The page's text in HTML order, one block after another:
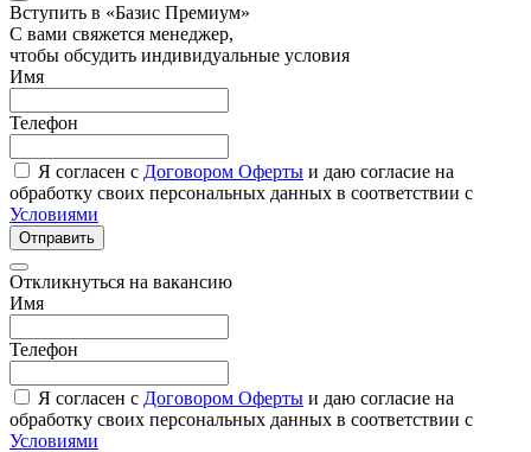
Вступить в «Базис Премиум»
С вами свяжется менеджер,
чтобы обсудить индивидуальные условия
Имя
Телефон
Я согласен с Договором Оферты и даю согласие на
обработку своих персональных данных в соответствии с
Условиями
Отправить
Откликнуться на вакансию
Имя
Телефон
Я согласен с Договором Оферты и даю согласие на
обработку своих персональных данных в соответствии с
Условиями